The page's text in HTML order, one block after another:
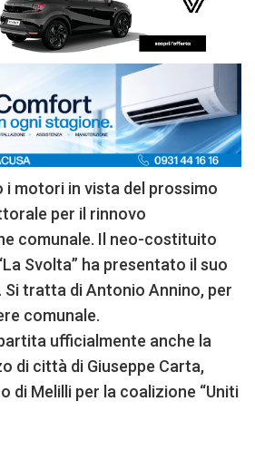
i motori in vista del prossimo
per il rinnovo
comunale. Il neo-costituito
Svolta” ha presentato il suo
tratta di Antonio Annino, per
comunale.
ufficialmente anche la
di città di Giuseppe Carta,
di Melilli per la coalizione “Uniti